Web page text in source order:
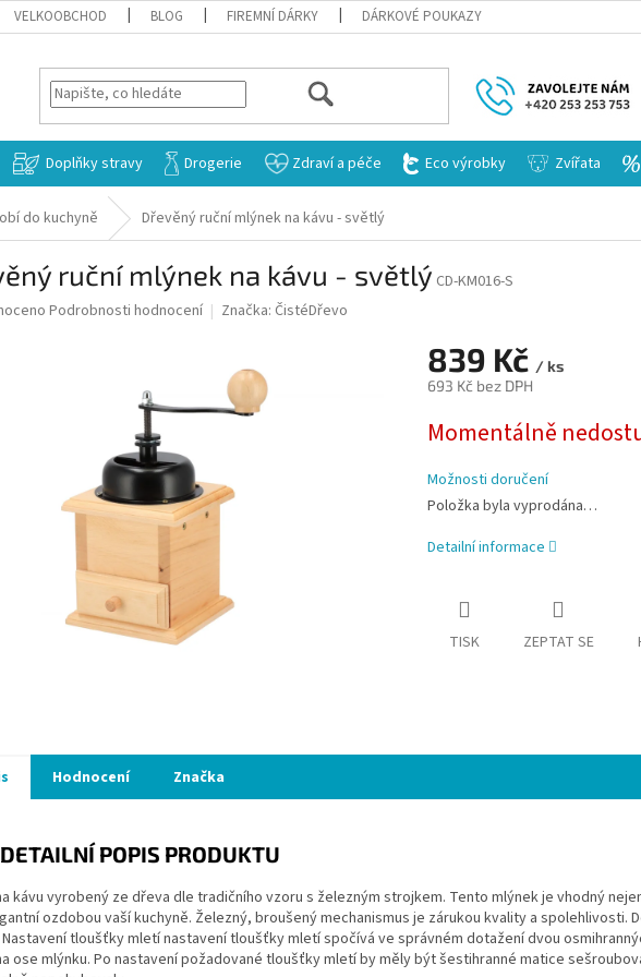
VELKOOBCHOD BLOG FIREMNÍ DÁRKY DÁRKOVÉ POUKAZY
HLEDAT
Doplňky stravy Drogerie Zdraví a péče Eco výrobky Zvířata
do kuchyně Dřevěný ruční mlýnek na kávu - světlý
ruční mlýnek na kávu - světlý CD-KM016-S
Podrobnosti hodnocení Značka: ČistéDřevo
839 Kč / ks
693 Kč bez DPH
cena:
Momentálně
Možnosti doručení
Položka byla vyprodána…
Detailní informace
TISK ZEPTAT SE
Hodnocení Značka
DETAILNÍ POPIS PRODUKTU
kávu vyrobený ze dřeva dle tradičního vzoru s železným strojkem. Tento mlýnek je vhodný
ozdobou vaší kuchyně. Železný, broušený mechanismus je zárukou kvality a spolehlivosti.
tloušťky mletí nastavení tloušťky mletí spočívá ve správném dotažení dvou
ose mlýnku. Po nastavení požadované tloušťky mletí by měly být šestihranné matice